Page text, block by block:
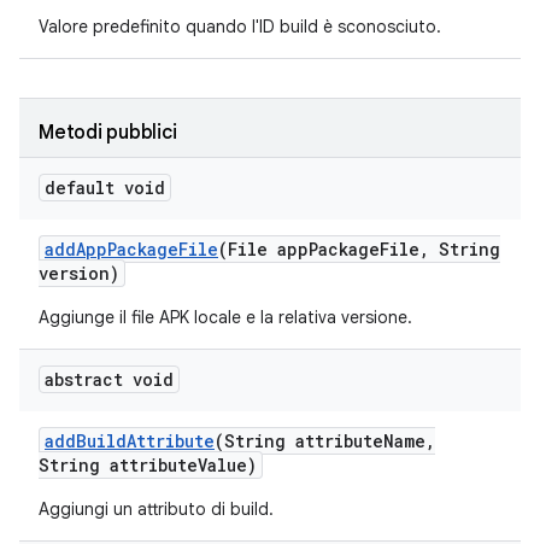
Valore predefinito quando l'ID build è sconosciuto.
Metodi pubblici
default void
addAppPackageFile(File appPackageFile , String
version)
Aggiunge il file APK locale e la relativa versione.
abstract void
addBuildAttribute(String attributeName ,
String attributeValue)
Aggiungi un attributo di build.